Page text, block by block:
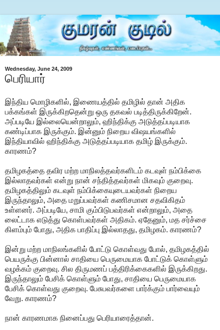
Wednesday, June 24, 2009
பெரியார்
இந்திய மொழிகளில், இணையத்தில் தமிழில் தான் அதிக
பக்கங்கள் இருக்கிறதென்று ஒரு தகவல் படித்திருக்கிறேன்.
அப்படியே இல்லையென்றாலும், ஹிந்திக்கு அடுத்தப்படியாக
கண்டிப்பாக இருக்கும். இன்னும் நிறைய விஷயங்களில்
இந்தியாவில் ஹிந்திக்கு அடுத்தப்படியாக தமிழ் இருக்கும்.
காரணம்?
தமிழகத்தை தவிர மற்ற மாநிலத்தவர்களிடம் கடவுள் நம்பிக்கை
இல்லாதவர்கள் என்று நான் சந்தித்தவர்கள் மிகவும் குறைவு.
தமிழகத்திலும் கடவுள் நம்பிக்கையுடையவர்கள் நிறைய
இருந்தாலும், அதை மறுப்பவர்கள் கணிசமான சதவிகிதம்
உள்ளனர். அப்படியே, சாமி கும்பிடுபவர்கள் என்றாலும், அதை
லைட்டாக எடுத்து கொள்பவர்கள் அதிகம். ஏதேனும், மத சர்ச்சை
கிளம்பும் போது, அதிக பாதிப்பு இல்லாதது, தமிழகம். காரணம்?
இன்று மற்ற மாநிலங்களில் போட்டு கொள்வது போல், தமிழகத்தில்
பெயருக்கு பின்னால் சாதியை பெருமையாக போட்டுக் கொள்ளும்
வழக்கம் குறைவு. சில திருமணப் பத்திரிக்கைகளில் இருக்கிறது.
இருந்தாலும் பேசிக் கொள்ளும் போது, சாதியை பெருமையாக
பேசிக் கொள்வது குறைவு. பேசுபவர்களை பார்க்கும் பார்வையும்
வேறு. காரணம்?
நான் காரணமாக நினைப்பது பெரியாரைத்தான்.